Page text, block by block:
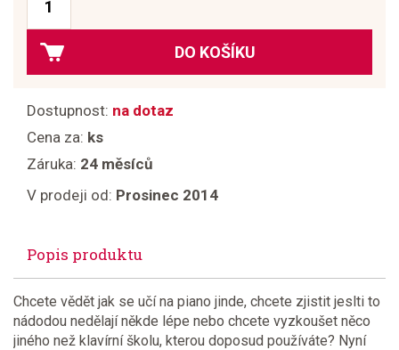
DO KOŠÍKU
Dostupnost: na dotaz
Cena za: ks
Záruka: 24 měsíců
V prodeji od: Prosinec 2014
Popis produktu
Chcete vědět jak se učí na piano jinde, chcete zjistit jeslti to
nádodou nedělají někde lépe nebo chcete vyzkoušet něco
jiného než klavírní školu, kterou doposud používáte? Nyní